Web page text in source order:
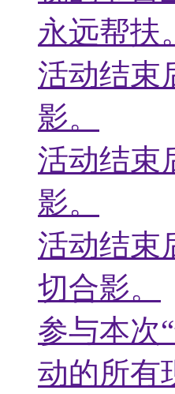
永远帮扶。
活动结束
影。
活动结束
影。
活动结束
切合影。
参与本次
动的所有